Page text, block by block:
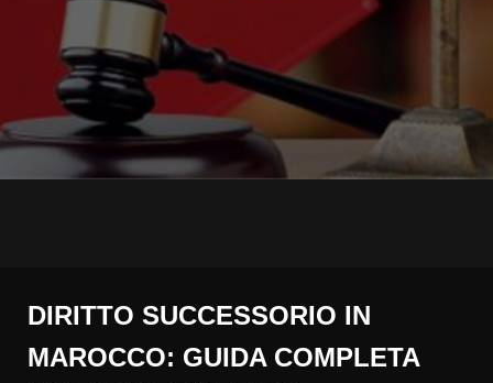
DIRITTO SUCCESSORIO IN
MAROCCO: GUIDA COMPLETA